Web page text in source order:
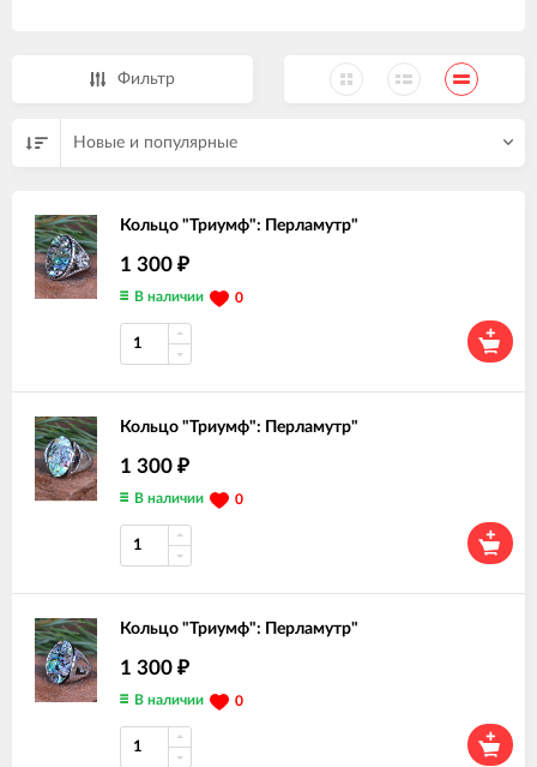
Фильтр
Новые и популярные
Кольцо "Триумф": Перламутр"
1 300 ₽
В наличии 0
Кольцо "Триумф": Перламутр"
1 300 ₽
В наличии 0
Кольцо "Триумф": Перламутр"
1 300 ₽
В наличии 0